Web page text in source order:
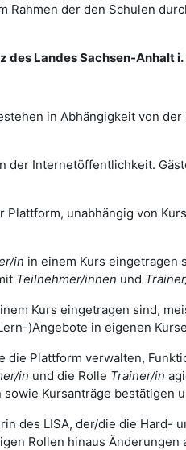
der den Schulen
Landes Sachsen-Anhalt i.
in Abhängigkeit von
Internetöffentlichkeit.
unabhängig von
in in einem Kurs eingetragen
Teilnehmer/innen und
Kurs eingetragen sind,
)Angebote in eigenen
die Plattform verwalten,
in und die Rolle Trainer/in
Kursanträge bestätigen
des LISA, der/die die Hard-
Rollen hinaus